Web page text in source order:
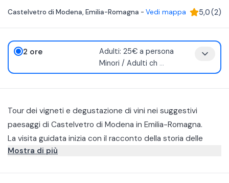
Castelvetro di Modena, Emilia-Romagna - Vedi mappa 5,0(2)
2 ore
Adulti: 25€ a persona
Minori / Adulti ch ...
Tour dei vigneti e degustazione di vini nei suggestivi
paesaggi di Castelvetro di Modena in Emilia-Romagna.
La visita guidata inizia con il racconto della storia delle
tradizioni della cantina e del territorio che ospita le uve e
Mostra di più